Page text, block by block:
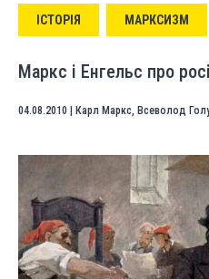
ІСТОРІЯ МАРКСИЗМ
Маркс і Енгельс про
04.08.2010 Карл Маркс, Всеволод